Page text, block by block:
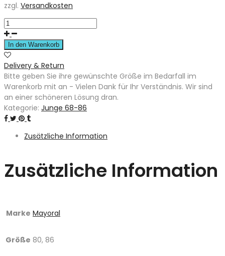
zzgl. Versandkosten
In den Warenkorb
Delivery & Return
Bitte geben Sie ihre gewünschte Größe im Bedarfall im
Warenkorb mit an - Vielen Dank für Ihr Verständnis. Wir sind
an einer schöneren Lösung dran.
Kategorie: Junge 68-86
Zusätzliche Information
Zusätzliche Information
Marke Mayoral
Größe 80, 86